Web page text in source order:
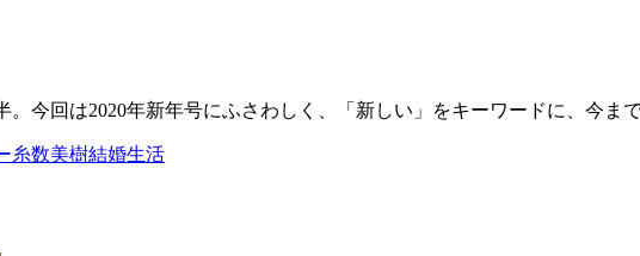
今回は2020年新年号にふさわしく、「新しい」をキーワードに、今ま
糸数美樹結婚生活